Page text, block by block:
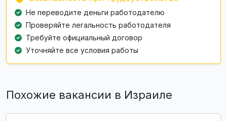
Не переводите деньги работодателю
Проверяйте легальность работодателя
Требуйте официальный договор
Уточняйте все условия работы
Похожие вакансии в Израиле